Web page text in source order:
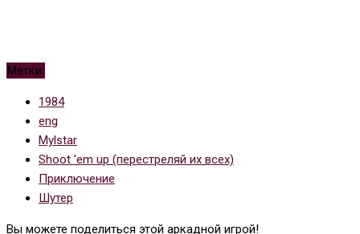
Метки:
1984
eng
Mylstar
Shoot 'em up (перестреляй их всех)
Приключение
Шутер
Вы можете поделиться этой аркадной игрой!